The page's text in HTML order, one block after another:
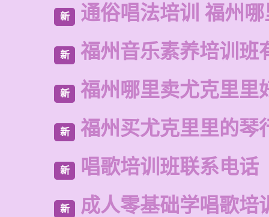
新 通俗唱法培训 福州
新 福州音乐素养培训班
新 福州哪里卖尤克里里
新 福州买尤克里里的琴
新 唱歌培训班联系电话
新 成人零基础学唱歌培